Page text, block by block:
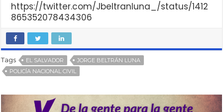
https://twitter.com/Jbeltranluna_/status/1412
865352078434306
Tags EL SALVADOR
JORGE BELTRÁN LUNA
POLICÍA NACIONAL CIVIL